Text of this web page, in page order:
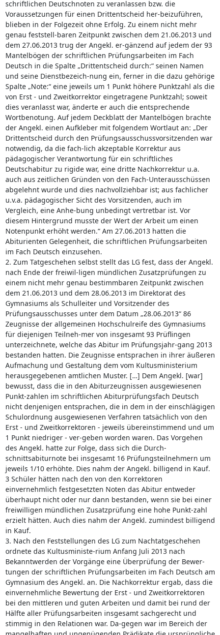
schriftlichen Deutschnoten zu veranlassen bzw. die
Voraussetzungen für einen Drittentscheid her-beizuführen,
blieben in der Folgezeit ohne Erfolg. Zu einem nicht mehr
genau feststell-baren Zeitpunkt zwischen dem 21.06.2013 und
dem 27.06.2013 trug der Angekl. er-gänzend auf jedem der 93
Mantelbögen der schriftlichen Prüfungsarbeiten im Fach
Deutsch in die Spalte „Drittentscheid durch:“ seinen Namen
und seine Dienstbezeich-nung ein, ferner in die dazu gehörige
Spalte „Note:“ eine jeweils um 1 Punkt höhere Punktzahl als die
von Erst - und Zweitkorrektor eingetragene Punktzahl; soweit
dies veranlasst war, änderte er auch die entsprechende
Wortbenotung. Auf jedem Deckblatt der Mantelbögen brachte
der Angekl. einen Aufkleber mit folgendem Wortlaut an: „Der
Drittentscheid durch den Prüfungsausschussvorsitzenden war
notwendig, da die fach-lich akzeptable Korrektur aus
pädagogischer Verantwortung für ein schriftliches
Deutschabitur zu rigide war, eine dritte Nachkorrektur u.a.
auch aus zeitlichen Gründen von den Fach-Unterausschüssen
abgelehnt wurde und dies nachvollziehbar ist; aus fachlicher
u.v.a. pädagogischer Sicht des Vorsitzenden, auch im
Vergleich, eine Anhe-bung unbedingt vertretbar ist. Vor
diesem Hintergrund musste der Wert der Arbeit um einen
Notenpunkt erhöht werden.“ Am 27.06.2013 hatten die
Abiturienten Gelegenheit, die schriftlichen Prüfungsarbeiten
im Fach Deutsch einzusehen.
2. Zum Tatgeschehen selbst stellt das LG fest, dass der Angekl.
nach Ende der freiwil-ligen mündlichen Zusatzprüfungen zu
einem nicht mehr genau bestimmbaren Zeitpunkt zwischen
dem 21.06.2013 und dem 28.06.2013 im Direktorat des
Gymnasiums als Schulleiter und Vorsitzender des
Prüfungsausschusses unter dem Datum „28.06.2013“ 86
Zeugnisse der allgemeinen Hochschulreife des Gymnasiums
für diejenigen Teilneh-mer von insgesamt 93 Prüflingen
unterzeichnete, welche das Abitur im Prüfungsjahr-gang 2013
bestanden hatten. Die Zeugnisse entsprachen in ihrer äußeren
Aufmachung und Gestaltung dem vom Kultusministerium
herausgegebenen amtlichen Muster. […] Dem Angekl. [war]
bewusst, dass die in den Abiturzeugnissen ausgewiesenen
Punkt-zahlen im schriftlichen Abiturprüfungsfach Deutsch
nicht denjenigen entsprachen, die in dem in der einschlägigen
Schulordnung ausgewiesenen Verfahren tatsächlich von den
Erst - und Zweitkorrektoren - jeweils übereinstimmend und um
1 Punkt niedriger - ver-geben worden waren. Das Vorgehen
des Angekl. hatte zur Folge, dass sich die Durch-
schnittsabiturnote bei insgesamt 16 Prüfungsteilnehmern um
jeweils 1/10 erhöhte. Dies nahm der Angekl. billigend in Kauf.
3 Schüler hätten nach den von den Korrektoren
einvernehmlich festgesetzten Noten das Abitur entweder
überhaupt nicht oder nur dann bestanden, wenn sie bei einer
freiwilligen mündlichen Zusatzprüfung eine hohe Punkt-zahl
erzielt hätten. Auch dies nahm der Angekl. zumindest billigend
in Kauf.
3. Nach den Feststellungen des LG zum Nachtatgeschehen
ordnete das Kultusministe-rium Anfang Juli 2013 nach
Bekanntwerden der Vorgänge eine Überprüfung der Bewer-
tungen der schriftlichen Prüfungsarbeiten im Fach Deutsch am
Gymnasium des Angekl. an. Die Nachkorrektur ergab, dass die
einvernehmliche Bewertung der Erst - und Zweitkorrektoren
bei den mittleren und guten Arbeiten und damit bei rund der
Hälfte aller Prüfungsarbeiten insgesamt sachgerecht und
stimmig in den Relationen war. Da-gegen war im Bereich der